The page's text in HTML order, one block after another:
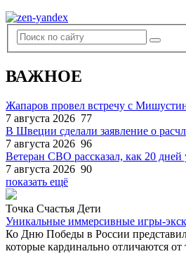
ВАЖНОЕ
Жапаров провел встречу с
7 августа 2026 77
В Швеции сделали заявление о
7 августа 2026 96
Ветеран СВО рассказал, как 20
7 августа 2026 90
показать ещё
Точка Счастья Дети
Уникальные иммерсивные игры-
Ко Дню Победы в России
которые кардинально отличаются